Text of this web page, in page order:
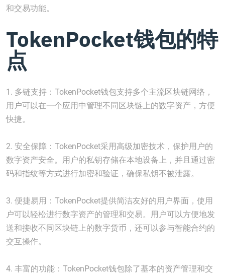
和交易功能。
TokenPocket钱包的特
点
1. 多链支持：TokenPocket钱包支持多个主流区块链网络，
用户可以在一个应用中管理不同区块链上的数字资产，方便
快捷。
2. 安全保障：TokenPocket采用高级加密技术，保护用户的
数字资产安全。用户的私钥存储在本地设备上，并且通过密
码和指纹等方式进行加密和验证，确保私钥不被泄露。
3. 便捷易用：TokenPocket提供简洁友好的用户界面，使用
户可以轻松进行数字资产的管理和交易。用户可以方便地发
送和接收不同区块链上的数字货币，还可以参与智能合约的
交互操作。
4. 丰富的功能：TokenPocket钱包除了基本的资产管理和交